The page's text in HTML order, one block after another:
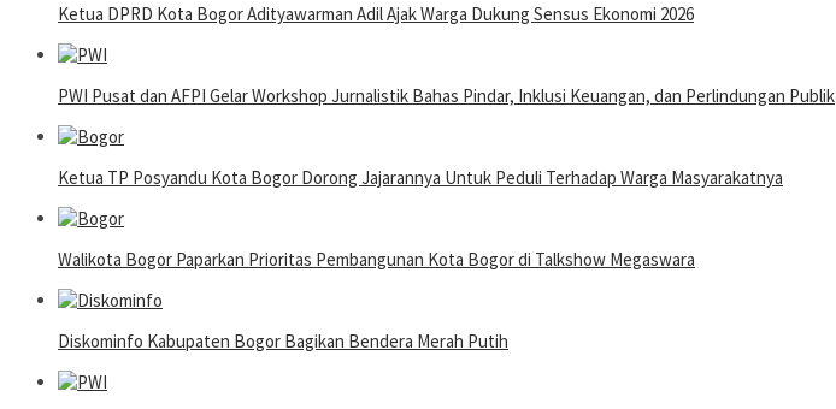
Ketua DPRD Kota Bogor Adityawarman Adil Ajak Warga Dukung Sensus Ekonomi 2026
PWI Pusat dan AFPI Gelar Workshop Jurnalistik Bahas Pindar, Inklusi Keuangan, dan Perlindungan Publik
Ketua TP Posyandu Kota Bogor Dorong Jajarannya Untuk Peduli Terhadap Warga Masyarakatnya
Walikota Bogor Paparkan Prioritas Pembangunan Kota Bogor di Talkshow Megaswara
Diskominfo Kabupaten Bogor Bagikan Bendera Merah Putih